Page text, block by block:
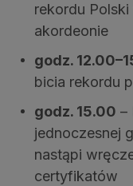
rekordu
akordeonie
godz.
bicia rekordu
godz. 15.00 –
jednoczesnej
nastąpi
certyfikatów